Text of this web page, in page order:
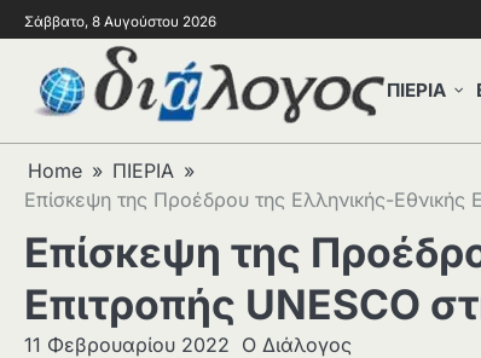
Σάββατο, 8 Αυγούστου 2026
ΠΙΕΡΙΑ
Home
ΠΙΕΡΙΑ
Επίσκεψη της Προέδρου της Ελληνικής-Εθνικής
Επίσκεψη της
Επιτροπής UNESCO
11 Φεβρουαρίου 2022 Ο Διάλογος